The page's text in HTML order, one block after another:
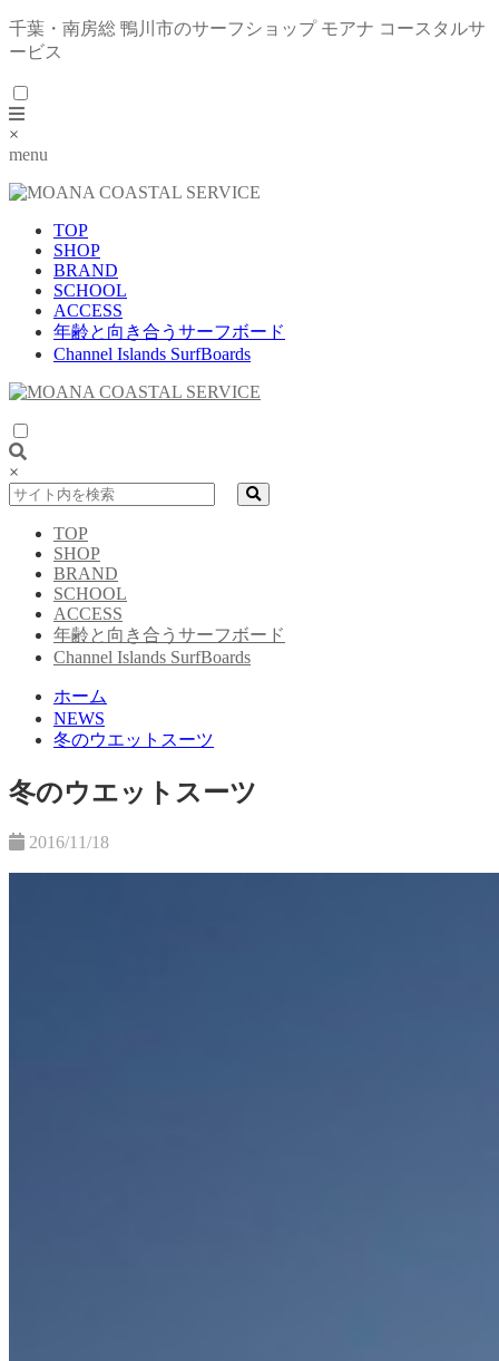
千葉・南房総 鴨川市のサーフショップ モアナ コースタルサ
ービス
×
menu
TOP
SHOP
BRAND
SCHOOL
ACCESS
年齢と向き合うサーフボード
Channel Islands SurfBoards
×
TOP
SHOP
BRAND
SCHOOL
ACCESS
年齢と向き合うサーフボード
Channel Islands SurfBoards
ホーム
NEWS
冬のウエットスーツ
冬のウエットスーツ
2016/11/18